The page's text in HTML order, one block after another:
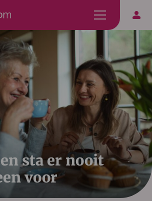
person
sta er nooit
voor